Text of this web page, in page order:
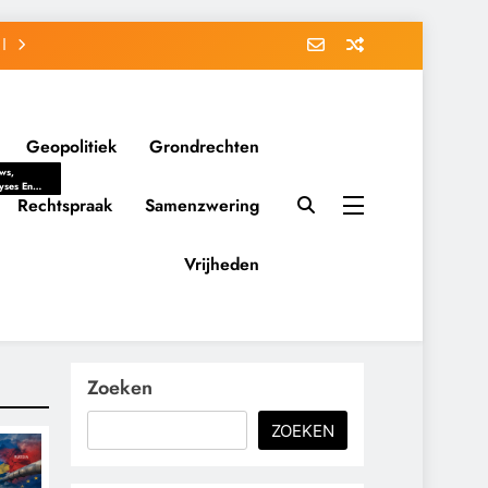
Geopolitiek Grondrechten
En
Politieke
Belangen
Rechtspraak Samenzwering
Vrijheden
Zoeken
ZOEKEN